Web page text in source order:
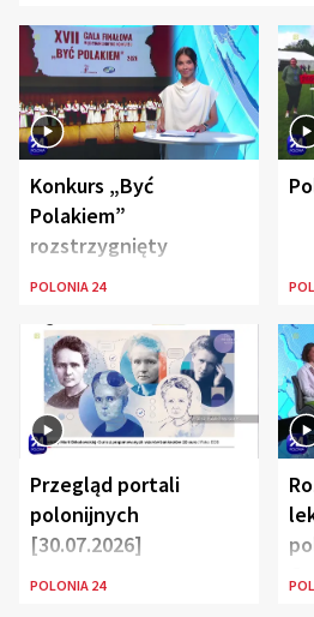
Konkurs „Być
Polakiem”
rozstrzygnięty
POLONIA 24
Przegląd portali
polonijnych
[30.07.2026]
POLONIA 24